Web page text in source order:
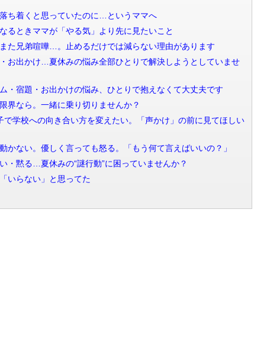
ち着くと思っていたのに…というママへ
るときママが「やる気」より先に見たいこと
た兄弟喧嘩…。止めるだけでは減らない理由があります
お出かけ…夏休みの悩み全部ひとりで解決しようとしていませ
・宿題・お出かけの悩み、ひとりで抱えなくて大丈夫です
界なら。一緒に乗り切りませんか？
学校への向き合い方を変えたい。「声かけ」の前に見てほしい
かない。優しく言っても怒る。「もう何て言えばいいの？」
・黙る…夏休みの“謎行動”に困っていませんか？
いらない」と思ってた